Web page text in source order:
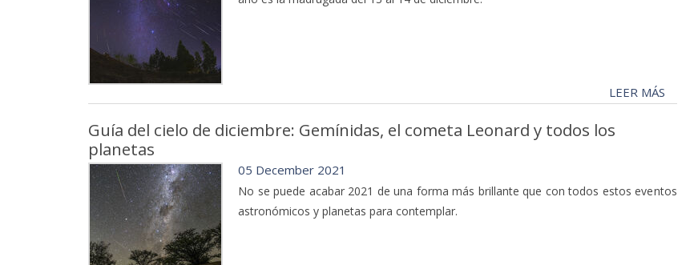
LEER MÁS
Guía del cielo de diciembre: Gemínidas, el cometa Leonard y todos los
planetas
05 December 2021
No se puede acabar 2021 de una forma más brillante que con todos estos eventos
astronómicos y planetas para contemplar.